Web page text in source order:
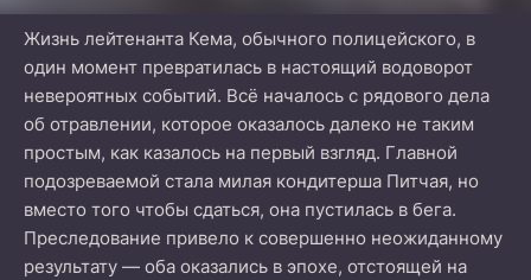
Жизнь лейтенанта Кема, обычного полицейского, в
один момент превратилась в настоящий водоворот
невероятных событий. Всё началось с рядового дела
об отравлении, которое оказалось далеко не таким
простым, как казалось на первый взгляд. Главной
подозреваемой стала милая кондитерша Питчая, но
вместо того чтобы сдаться, она пустилась в бега.
Преследование привело к совершенно неожиданному
результату — оба оказались в эпохе, отстоящей на